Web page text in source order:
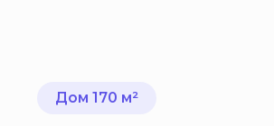
Дом 170 м²